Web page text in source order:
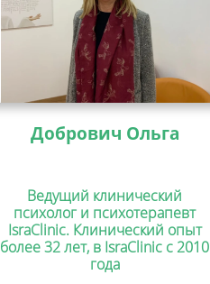
Добрович Ольга
Ведущий клинический
психолог и психотерапевт
IsraClinic. Клинический опыт
более 32 лет, в IsraClinic с 2010
года